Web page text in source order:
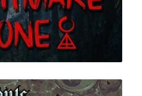
Nayati River